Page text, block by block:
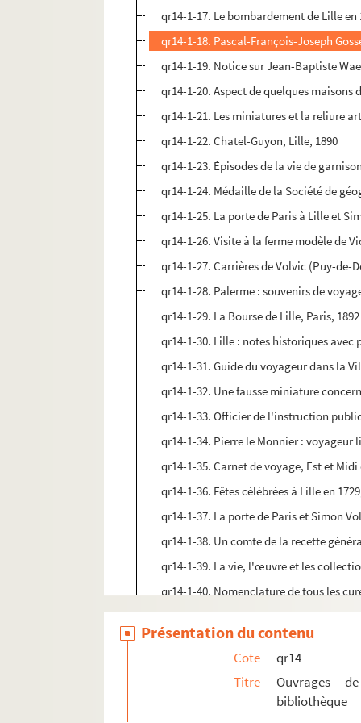
qr14-1-17. Le bombardement de Lille en
qr14-1-18. Pascal-François-Joseph
qr14-1-19. Notice sur Jean-Baptiste
qr14-1-20. Aspect de quelques maisons
qr14-1-21. Les miniatures et la reliure
qr14-1-22. Chatel-Guyon, Lille, 1890
qr14-1-23. Épisodes de la vie de
qr14-1-24. Médaille de la Société de
qr14-1-25. La porte de Paris à Lille et
qr14-1-26. Visite à la ferme modèle de
qr14-1-27. Carrières de Volvic (Puy-de-
qr14-1-28. Palerme : souvenirs de
qr14-1-29. La Bourse de Lille, Paris, 1892
qr14-1-30. Lille : notes historiques
qr14-1-31. Guide du voyageur dans la
qr14-1-32. Une fausse miniature
qr14-1-33. Officier de l'instruction
qr14-1-34. Pierre le Monnier : voyageur
qr14-1-35. Carnet de voyage, Est et
qr14-1-36. Fêtes célébrées à Lille en
qr14-1-37. La porte de Paris et Simon
qr14-1-38. Un comte de la recette
qr14-1-39. La vie, l'œuvre et les
qr14-1-40. Nomenclature de tous les
qr14-1-41. L'Église et la paroisse du
qr14-1-42. Pierre-Louis Jacobs
qr14-1-43. Inauguration du
qr14-1-44. Congrès archéologique de
Présentation du contenu
Cote
qr14
Titre
Ouvrages
bibliothèque